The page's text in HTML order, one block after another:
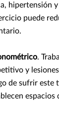
hipertensión
puede
.
y
de sufrir este